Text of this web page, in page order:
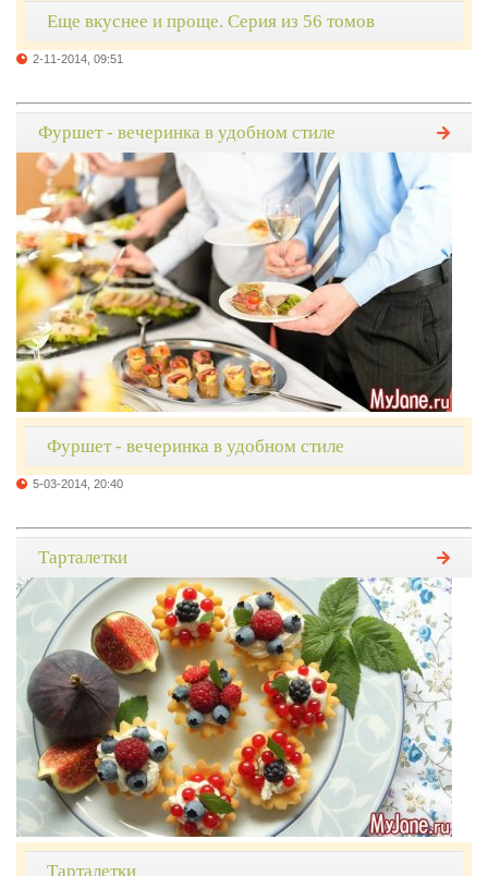
Еще вкуснее и проще. Серия из 56 томов
2-11-2014, 09:51
Фуршет - вечеринка в удобном стиле
Фуршет - вечеринка в удобном стиле
5-03-2014, 20:40
Тарталетки
Тарталетки